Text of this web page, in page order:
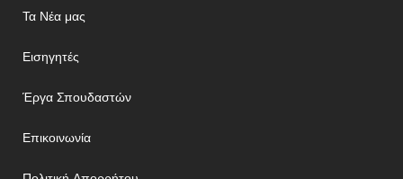
Τα Νέα μας
Εισηγητές
Έργα Σπουδαστών
Επικοινωνία